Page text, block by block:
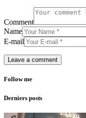
Comment
Name
E-mail
Follow me
Derniers posts